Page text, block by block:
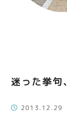
迷った挙句
2013.12.29